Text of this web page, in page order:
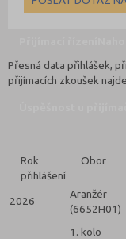
Přesná data přihlášek,
přijímacích zkoušek
Rok
přihlášení
Obor
2026
Aranžér
(6652H01)
1. kolo